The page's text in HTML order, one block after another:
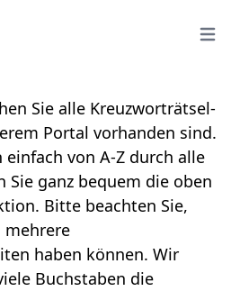
Open
Sie alle Kreuzworträtsel-
Portal vorhanden sind.
einfach von A-Z durch alle
Sie ganz bequem die oben
Bitte beachten Sie,
mehrere
haben können. Wir
Buchstaben die